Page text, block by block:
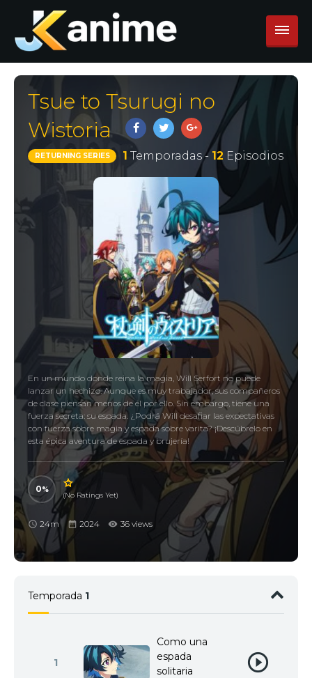
Tsue to Tsurugi no
Wistoria
RETURNING SERIES 1 Temporadas - 12 Episodios
En un mundo donde reina la magia, Will Serfort no puede
lanzar un hechizo. Aunque es muy trabajador, sus compañeros
de clase piensan menos de él por ello. Sin embargo, tiene una
fuerza secreta: su espada. ¿Podrá Will desafiar las expectativas
con fuerza sobre magia y espada sobre varita? ¡Descúbrelo en
esta épica aventura de espada y brujería!
0
(No Ratings Yet)
24m 2024 36 views
Temporada 1
1
Como una
espada
solitaria